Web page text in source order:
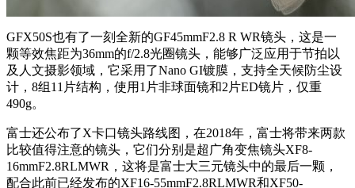
GFX50S也有了一刻全新的GF45mmF2.8 R WR镜头，这是一
颗等效焦距为36mm的f/2.8光圈镜头，能够广泛应用于节拍以
及人文摄影领域，它采用了Nano GI镀膜，支持全天候防尘设
计，8组11片结构，使用1片非球面镜和2片ED镜片，仅重
490g。
富士还公布了X卡口镜头路线图，在2018年，富士将带来两款
比较值得注意的镜头，它们分别是超广角变焦镜头XF8-
16mmF2.8RLMWR，这将是富士大三元镜头中的最后一颗，
配合此前已经发布的XF16-55mmF2.8RLMWR和XF50-